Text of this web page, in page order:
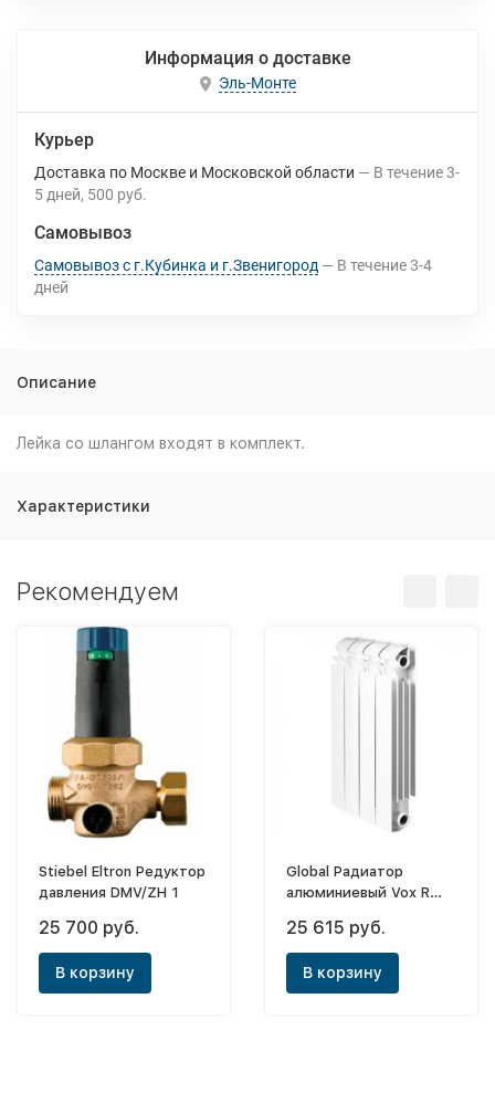
Информация о доставке
Эль-Монте
Курьер
Доставка по Москве и Московской области В течение3-
5 дней 500 руб.
Самовывоз
Самовывоз с г.Кубинка и г.Звенигород В течение3-4
дней
Описание
Лейка со шлангом входят в комплект.
Характеристики
Рекомендуем
Stiebel Eltron Редуктор
давления DMV/ZH 1
25 700 руб.
В корзину
Global Радиатор
алюминиевый Vox R
25 615 руб.
В корзину